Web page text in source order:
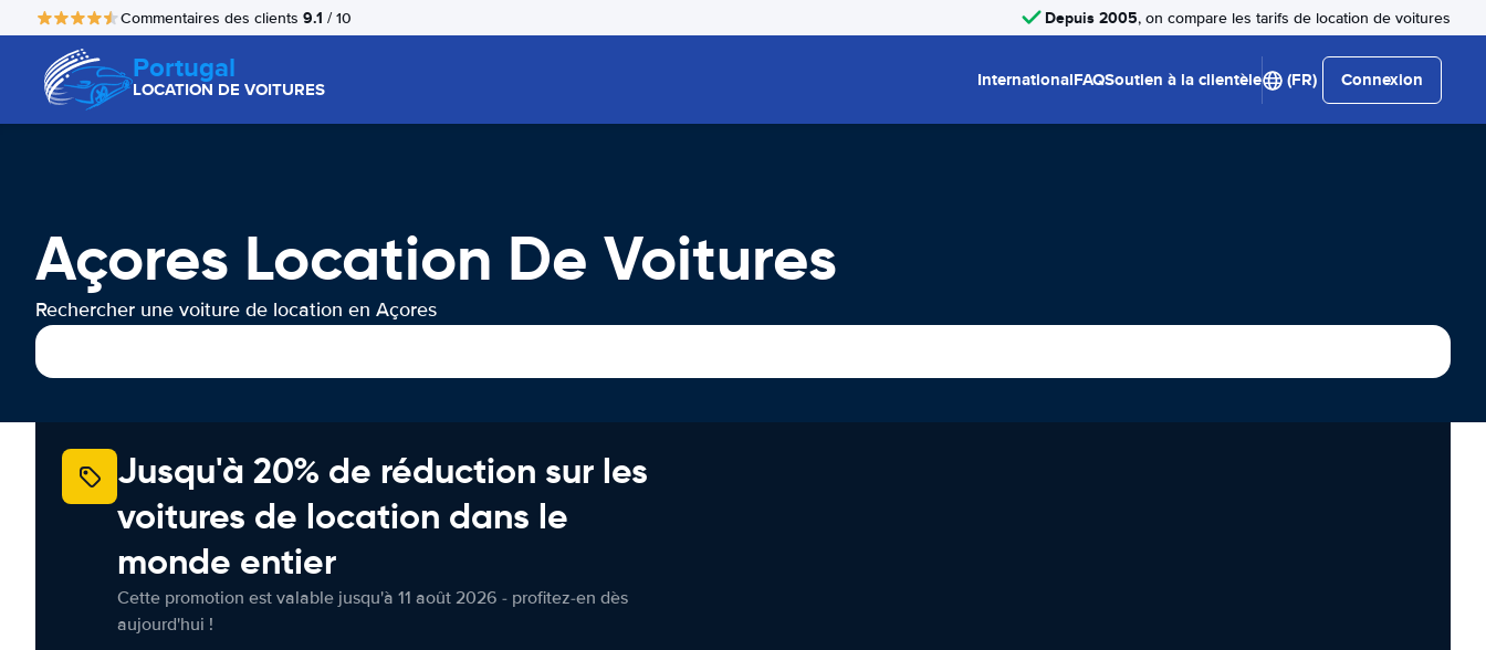
Commentaires des clients 9.1 / 10 Depuis 2005, on compare les tarifs de location de voitures
Portugal
LOCATION DE VOITURES InternationalFAQSoutien à la clientèle (FR) Connexion
Açores Location De Voitures
Rechercher une voiture de location en Açores
Jusqu'à 20% de réduction sur les
voitures de location dans le
monde entier
Cette promotion est valable jusqu'à 11 août 2026 - profitez-en dès
aujourd'hui !